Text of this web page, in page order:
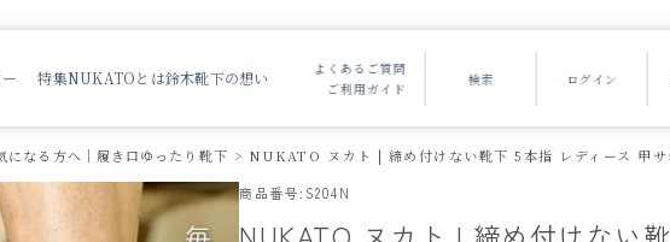
特集NUKATOとは鈴木靴下の想い
よくあるご質問
ご利用ガイド
になる方へ｜履き口ゆったり靴下
NUKATO ヌカト | 締め付けない靴下 5本指 レディース 甲サ
商品番号 S204N